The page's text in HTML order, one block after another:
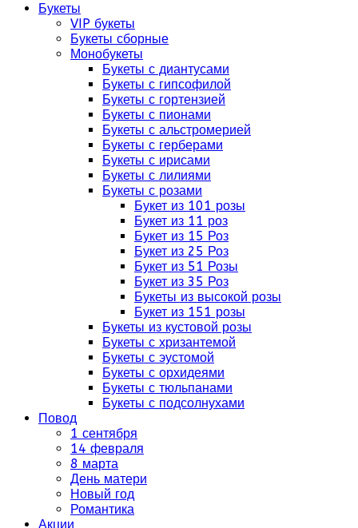
Букеты
VIP букеты
Букеты сборные
Монобукеты
Букеты с диантусами
Букеты с гипсофилой
Букеты с гортензией
Букеты с пионами
Букеты с альстромерией
Букеты с герберами
Букеты с ирисами
Букеты с лилиями
Букеты с розами
Букет из 101 розы
Букет из 11 роз
Букет из 15 Роз
Букет из 25 Роз
Букет из 51 Розы
Букет из 35 Роз
Букеты из высокой розы
Букет из 151 розы
Букеты из кустовой розы
Букеты с хризантемой
Букеты с эустомой
Букеты с орхидеями
Букеты с тюльпанами
Букеты с подсолнухами
Повод
1 сентября
14 февраля
8 марта
День матери
Новый год
Романтика
Акции